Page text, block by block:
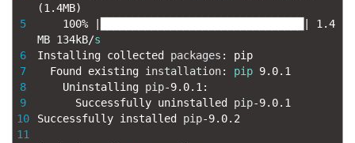
5
6
7
8
9
10
11
(1.4MB)
100%
1.4
MB 134kB/s
Installing collected packages :
pip
Found existing installation: pip 9.0.1
Uninstalling pip-9.0.1:
Successfully uninstalled pip-9.0.1
Successfully installed pip-9.0.2